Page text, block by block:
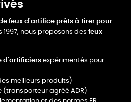
feux d'artifice prêts à tirer pour
1997, nous proposons des feux
d'artificiers expérimentés pour
meilleurs produits)
(transporteur agréé ADR)